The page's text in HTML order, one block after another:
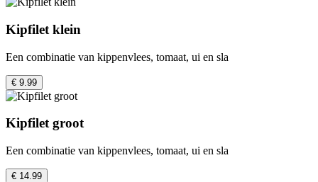
Kipfilet klein
Een combinatie van kippenvlees, tomaat, ui en sla
€ 9.99
Kipfilet groot
Een combinatie van kippenvlees, tomaat, ui en sla
€ 14.99